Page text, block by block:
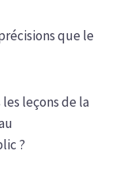
que le
leçons de la
?